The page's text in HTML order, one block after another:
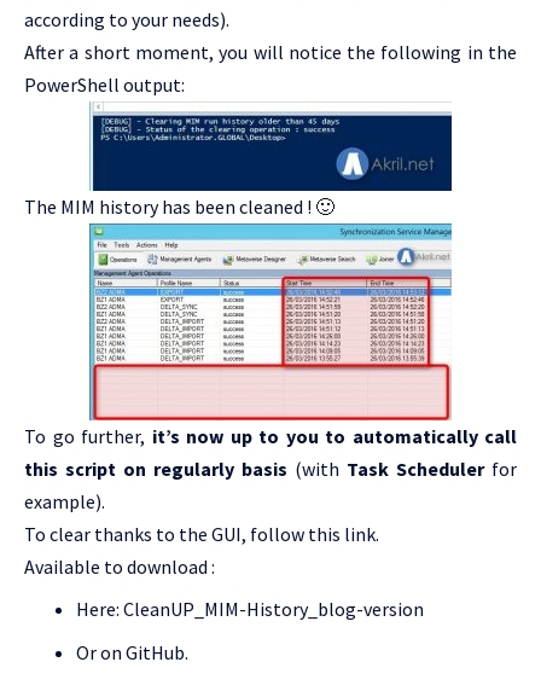
according to your needs).
After a short moment, you will notice the following in the
PowerShell output:
The MIM history has been cleaned ! 🙂
To go further, it’s now up to you to automatically call
this script on regularly basis (with Task Schedulerfor
example).
To clear thanks to the GUI, follow this link.
Available to download :
Here: CleanUP_MIM-History_blog-version
Oron GitHub.